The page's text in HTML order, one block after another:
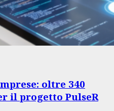
oltre 340
il progetto PulseR